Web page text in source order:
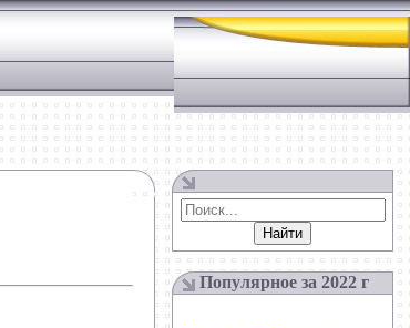
Популярное за 2022 г